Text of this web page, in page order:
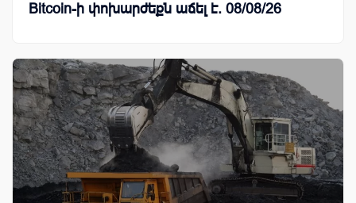
Bitcoin-ի փոխարժեքն աճել է. 08/08/26